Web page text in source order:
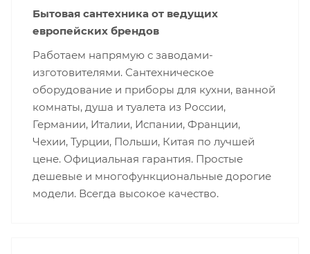
Бытовая сантехника от ведущих
европейских брендов
Работаем напрямую с заводами-
изготовителями. Сантехническое
оборудование и приборы для кухни, ванной
комнаты, душа и туалета из России,
Германии, Италии, Испании, Франции,
Чехии, Турции, Польши, Китая по лучшей
цене. Официальная гарантия. Простые
дешевые и многофункциональные дорогие
модели. Всегда высокое качество.